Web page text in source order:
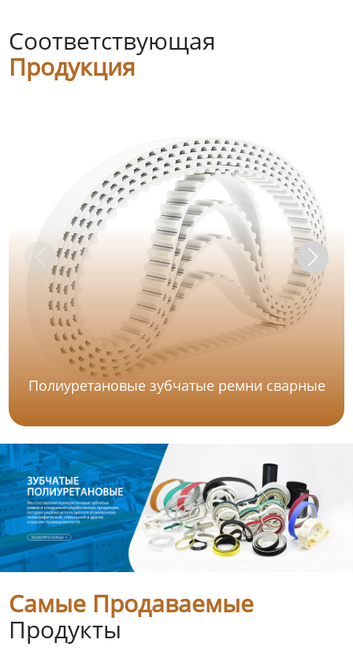
Соответствующая
Продукция
Полиуретановые зубчатые ремни сварные
Самые Продаваемые
Продукты